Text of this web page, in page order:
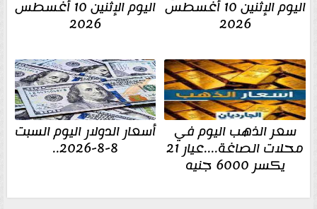
اليوم الإثنين 10 أغسطس
2026
اليوم الإثنين 10 أغسطس
2026
سعر الذهب اليوم في
محلات الصاغة....عيار 21
يكسر 6000 جنيه
أسعار الدولار اليوم السبت
8-8-2026..